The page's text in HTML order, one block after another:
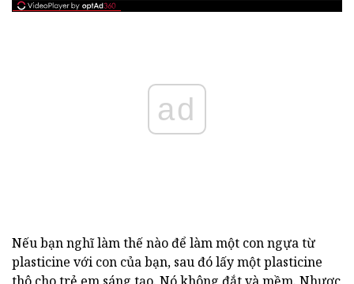
ad
Nếu bạn nghĩ làm thế nào để làm một con ngựa từ
plasticine với con của bạn, sau đó lấy một plasticine